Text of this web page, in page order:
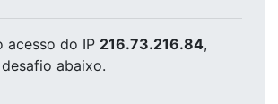
acesso do IP 216.73.216.84,
abaixo.